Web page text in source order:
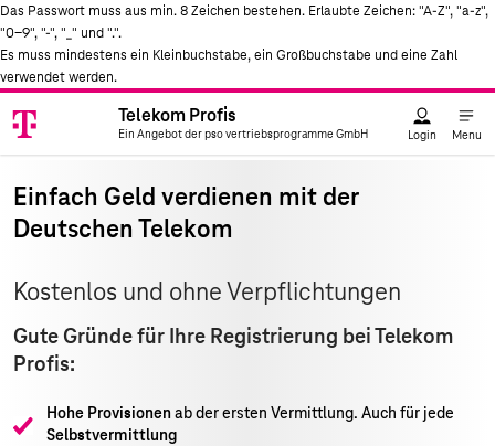
Das Passwort muss aus min. 8 Zeichen bestehen. Erlaubte Zeichen: "A-Z", "a-z",
"0-9", "-", "_" und ".".
Es muss mindestens ein Kleinbuchstabe, ein Großbuchstabe und eine Zahl
verwendet werden.
Telekom
Logo
Telekom Profis
Ein Angebot der pso vertriebsprogramme GmbH Login Menu
Einfach Geld verdienen mit der
Deutschen Telekom
Kostenlos und ohne Verpflichtungen
Gute Gründe für Ihre Registrierung bei Telekom
Profis:
Hohe Provisionenab der ersten Vermittlung. Auch für jede
Selbstvermittlung